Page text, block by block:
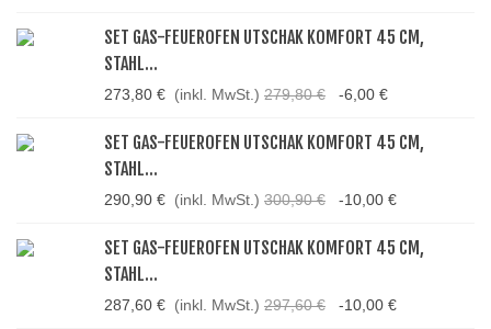
SET GAS-FEUEROFEN UTSCHAK KOMFORT 45 CM,
STAHL...
273,80 € (inkl. MwSt.) 279,80 € -6,00 €
SET GAS-FEUEROFEN UTSCHAK KOMFORT 45 CM,
STAHL...
290,90 € (inkl. MwSt.) 300,90 € -10,00 €
SET GAS-FEUEROFEN UTSCHAK KOMFORT 45 CM,
STAHL...
287,60 € (inkl. MwSt.) 297,60 € -10,00 €